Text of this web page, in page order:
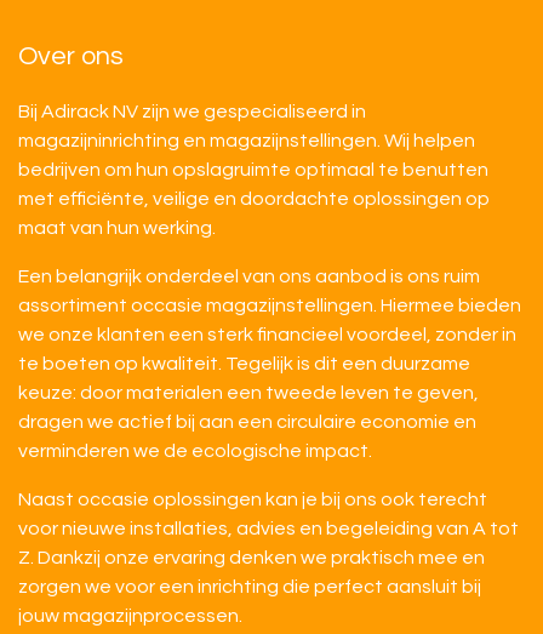
Over ons
Bij Adirack NV zijn we gespecialiseerd in
magazijninrichting en magazijnstellingen. Wij helpen
bedrijven om hun opslagruimte optimaal te benutten
met efficiënte, veilige en doordachte oplossingen op
maat van hun werking.
Een belangrijk onderdeel van ons aanbod is ons ruim
assortiment occasie magazijnstellingen. Hiermee bieden
we onze klanten een sterk financieel voordeel, zonder in
te boeten op kwaliteit. Tegelijk is dit een duurzame
keuze: door materialen een tweede leven te geven,
dragen we actief bij aan een circulaire economie en
verminderen we de ecologische impact.
Naast occasie oplossingen kan je bij ons ook terecht
voor nieuwe installaties, advies en begeleiding van A tot
Z. Dankzij onze ervaring denken we praktisch mee en
zorgen we voor een inrichting die perfect aansluit bij
jouw magazijnprocessen.